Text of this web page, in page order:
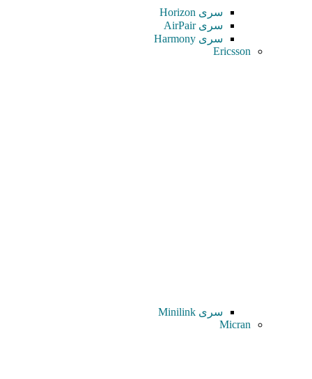
سری Horizon
سری AirPair
سری Harmony
Ericsson
سری Minilink
Micran